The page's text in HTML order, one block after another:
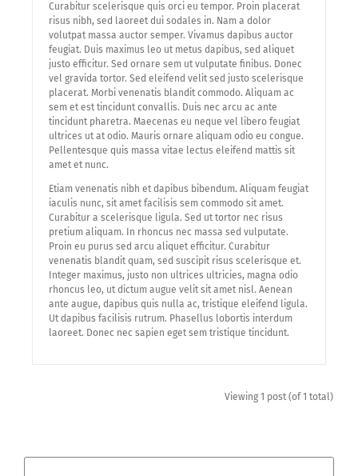
Curabitur scelerisque quis orci eu tempor. Proin placerat
risus nibh, sed laoreet dui sodales in. Nam a dolor
volutpat massa auctor semper. Vivamus dapibus auctor
feugiat. Duis maximus leo ut metus dapibus, sed aliquet
justo efficitur. Sed ornare sem ut vulputate finibus. Donec
vel gravida tortor. Sed eleifend velit sed justo scelerisque
placerat. Morbi venenatis blandit commodo. Aliquam ac
sem et est tincidunt convallis. Duis nec arcu ac ante
tincidunt pharetra. Maecenas eu neque vel libero feugiat
ultrices ut at odio. Mauris ornare aliquam odio eu congue.
Pellentesque quis massa vitae lectus eleifend mattis sit
amet et nunc.
Etiam venenatis nibh et dapibus bibendum. Aliquam feugiat
iaculis nunc, sit amet facilisis sem commodo sit amet.
Curabitur a scelerisque ligula. Sed ut tortor nec risus
pretium aliquam. In rhoncus nec massa sed vulputate.
Proin eu purus sed arcu aliquet efficitur. Curabitur
venenatis blandit quam, sed suscipit risus scelerisque et.
Integer maximus, justo non ultrices ultricies, magna odio
rhoncus leo, ut dictum augue velit sit amet nisl. Aenean
ante augue, dapibus quis nulla ac, tristique eleifend ligula.
Ut dapibus facilisis rutrum. Phasellus lobortis interdum
laoreet. Donec nec sapien eget sem tristique tincidunt.
Viewing 1 post (of 1 total)